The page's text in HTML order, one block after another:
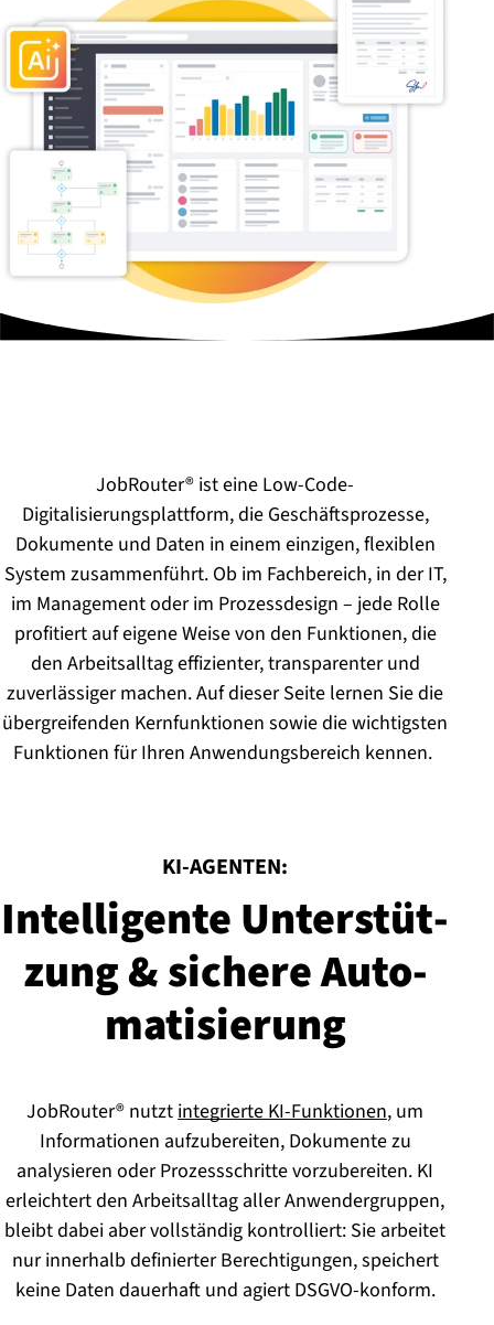
JobRouter® ist eine Low-Code-
Digitalisierungsplattform, die Geschäftsprozesse,
Dokumente und Daten in einem einzigen, flexiblen
System zusammenführt. Ob im Fachbereich, in der IT,
im Management oder im Prozessdesign – jede Rolle
profitiert auf eigene Weise von den Funktionen, die
den Arbeitsalltag effizienter, transparenter und
zuverlässiger machen. Auf dieser Seite lernen Sie die
übergreifenden Kernfunktionen sowie die wichtigsten
Funktionen für Ihren Anwendungsbereich kennen.
KI-AGENTEN:
In­tel­li­gen­te Un­ter­stüt­
zung & sichere Au­to­
ma­ti­sie­rung
JobRouter® nutztintegrierte KI-Funktionen, um
Informationen aufzubereiten, Dokumente zu
analysieren oder Prozessschritte vorzubereiten. KI
erleichtert den Arbeitsalltag aller Anwendergruppen,
bleibt dabei aber vollständig kontrolliert: Sie arbeitet
nur innerhalb definierter Berechtigungen, speichert
keine Daten dauerhaft und agiert DSGVO-konform.